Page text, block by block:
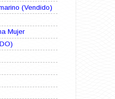
(Vendido)
Mujer